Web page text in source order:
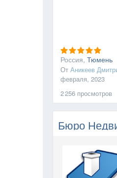
Россия, Тюмень
От Аникеев
февраля, 2023
2 256 просмотров